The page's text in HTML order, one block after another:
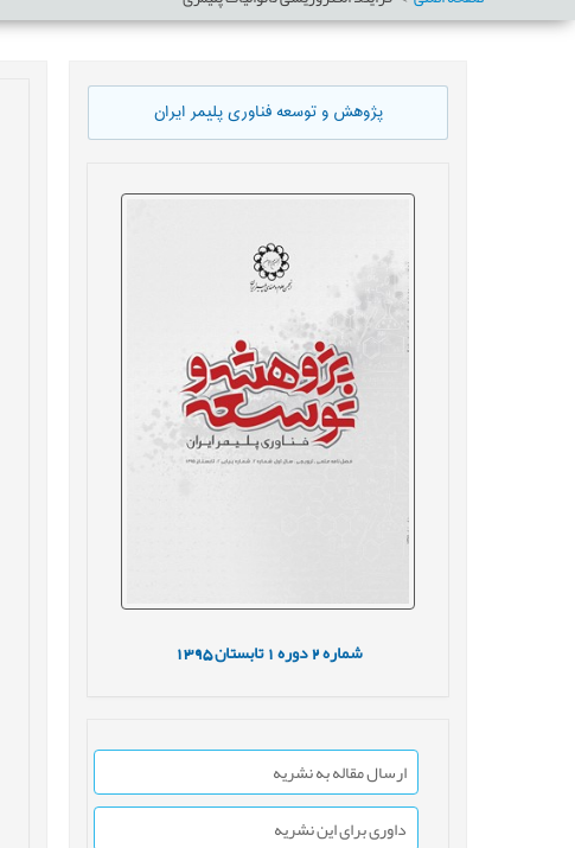
پژوهش و توسعه فناوری پلیمر ایران
شماره دوره تابستان1395
ارسال مقاله به نشریه
داوری برای این نشریه